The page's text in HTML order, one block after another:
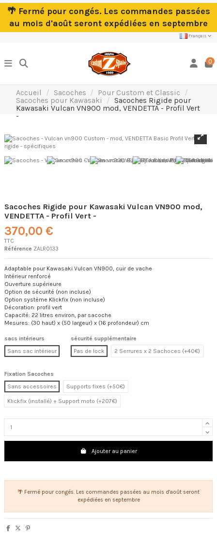
🌴 Fermé pour congés. Les commandes passées
au mois d'août seront expédiées en septembre
Français
0
Accueil Sacoches
Pour Custom et Classic
Sacoches pour Kawasaki
Sacoches Rigide pour
Kawasaki Vulcan VN900 mod, VENDETTA - Profil Vert
-
Sacoches Rigide pour Kawasaki Vulcan VN900 mod,
VENDETTA - Profil Vert -
370,00 €
TTC
Référence ZALR0133
Adaptable pour Kawasaki Vulcan VN900, cuir de vache
Intérieur renforcé
Ouverture supérieure
Option de sécurité (non incluse)
Option système Klickfix (non incluse)
Décoration: profil vert
Capacité: 22 litres environ, par sacoche
Mesures: (30 haut) x (50 largeur) x (16 profondeur) cm
sacs intérieurs
Sans sac intérieur
sécurité supplémentaire
Pas de lock
2 Serrures x 2 Sachoces (+40€)
Fixation Sacoches
Sans accessoires
Supports fixes (+50€)
Klickfix (installé) + Support moto (+207€)
Ajouter au panier
🌴 Fermé pour congés. Les commandes passées au mois d'août seront
expédiées en septembre